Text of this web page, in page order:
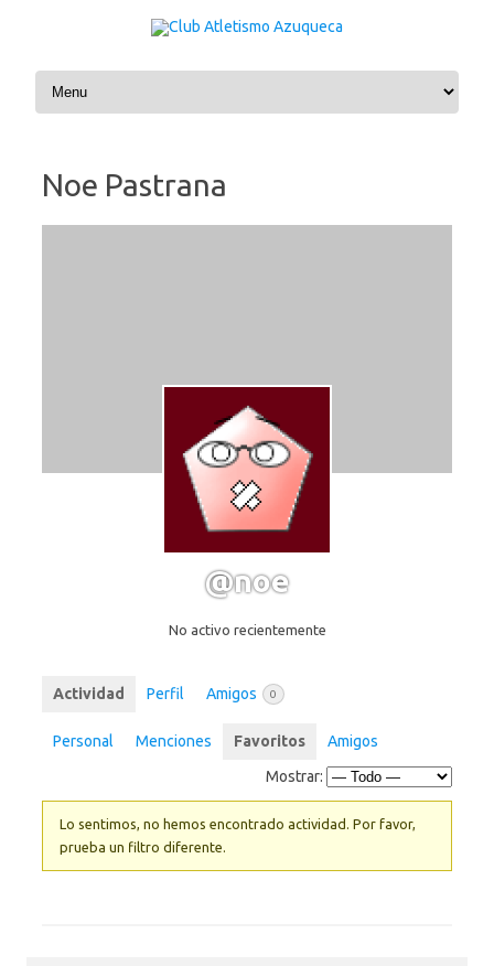
Saltar al contenido
Noe Pastrana
@noe
No activo recientemente
Actividad Perfil Amigos 0
Personal Menciones Favoritos
Amigos
Mostrar:
Lo sentimos, no hemos encontrado actividad. Por favor,
prueba un filtro diferente.